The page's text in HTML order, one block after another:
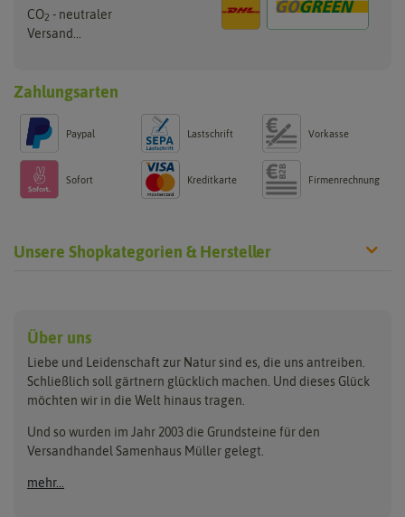
CO2 - neutraler
Versand...
Zahlungsarten
Paypal Lastschrift Vorkasse
Sofort Kreditkarte Firmenrechnung
Unsere Shopkategorien & Hersteller
Anzuchtschalen
Erdbeertürme
Folien, Vliese und Netze
Gartengeräte
Nützlinge & Nisthilfen
Keimsprossen
Saatgut für Werbezwecke
Samen-Sets
Gemüsesamen
Benary
Buzzy Seeds
Clever Pots
Dürr-Samen
FLORTUS
Greenline
Grüne Oase
Über uns
Liebe und Leidenschaft zur Natur sind es, die uns antreiben.
Schließlich soll gärtnern glücklich machen. Und dieses Glück
möchten wir in die Welt hinaus tragen.
Und so wurden im Jahr 2003 die Grundsteine für den
Versandhandel Samenhaus Müller gelegt.
mehr...